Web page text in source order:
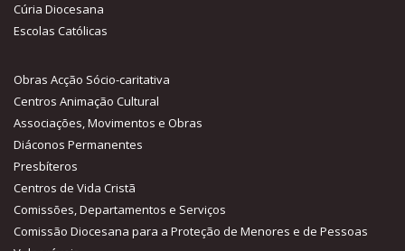
Cúria Diocesana
Escolas Católicas
Obras Acção Sócio-caritativa
Centros Animação Cultural
Associações, Movimentos e Obras
Diáconos Permanentes
Presbíteros
Centros de Vida Cristã
Comissões, Departamentos e Serviços
Comissão Diocesana para a Proteção de Menores e de Pessoas